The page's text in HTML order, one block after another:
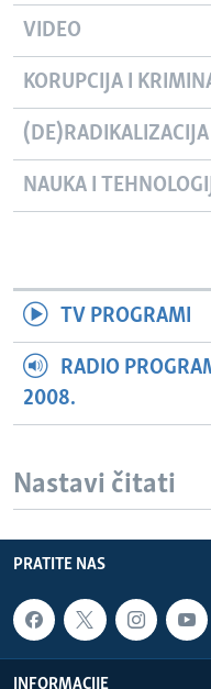
VIDEO
KORUPCIJA I
(DE)RADIKALIZACIJA
NAUKA I
TV PROGRAMI
RADIO
2008.
Nastavi čitati
PRATITE NAS
INFORMACIJE